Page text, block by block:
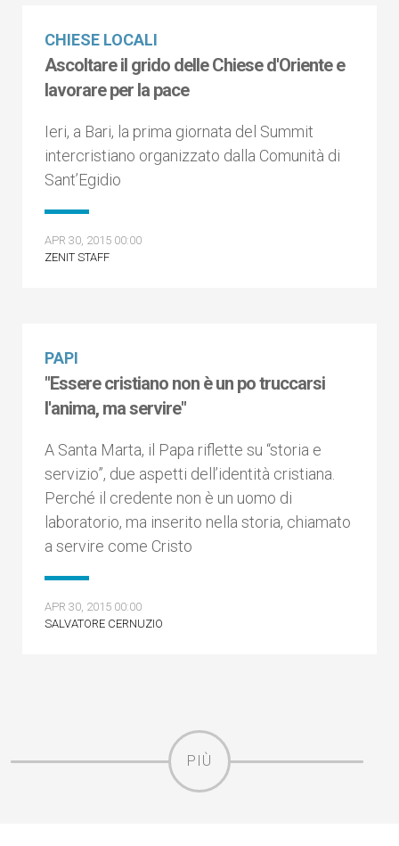
CHIESE LOCALI
Ascoltare il grido delle Chiese d'Oriente e
lavorare per la pace
Ieri, a Bari, la prima giornata del Summit
intercristiano organizzato dalla Comunità di
Sant’Egidio
APR 30, 2015 00:00
ZENIT STAFF
PAPI
"Essere cristiano non è un po truccarsi
l'anima, ma servire"
A Santa Marta, il Papa riflette su “storia e
servizio”, due aspetti dell’identità cristiana.
Perché il credente non è un uomo di
laboratorio, ma inserito nella storia, chiamato
a servire come Cristo
APR 30, 2015 00:00
SALVATORE CERNUZIO
PIÙ